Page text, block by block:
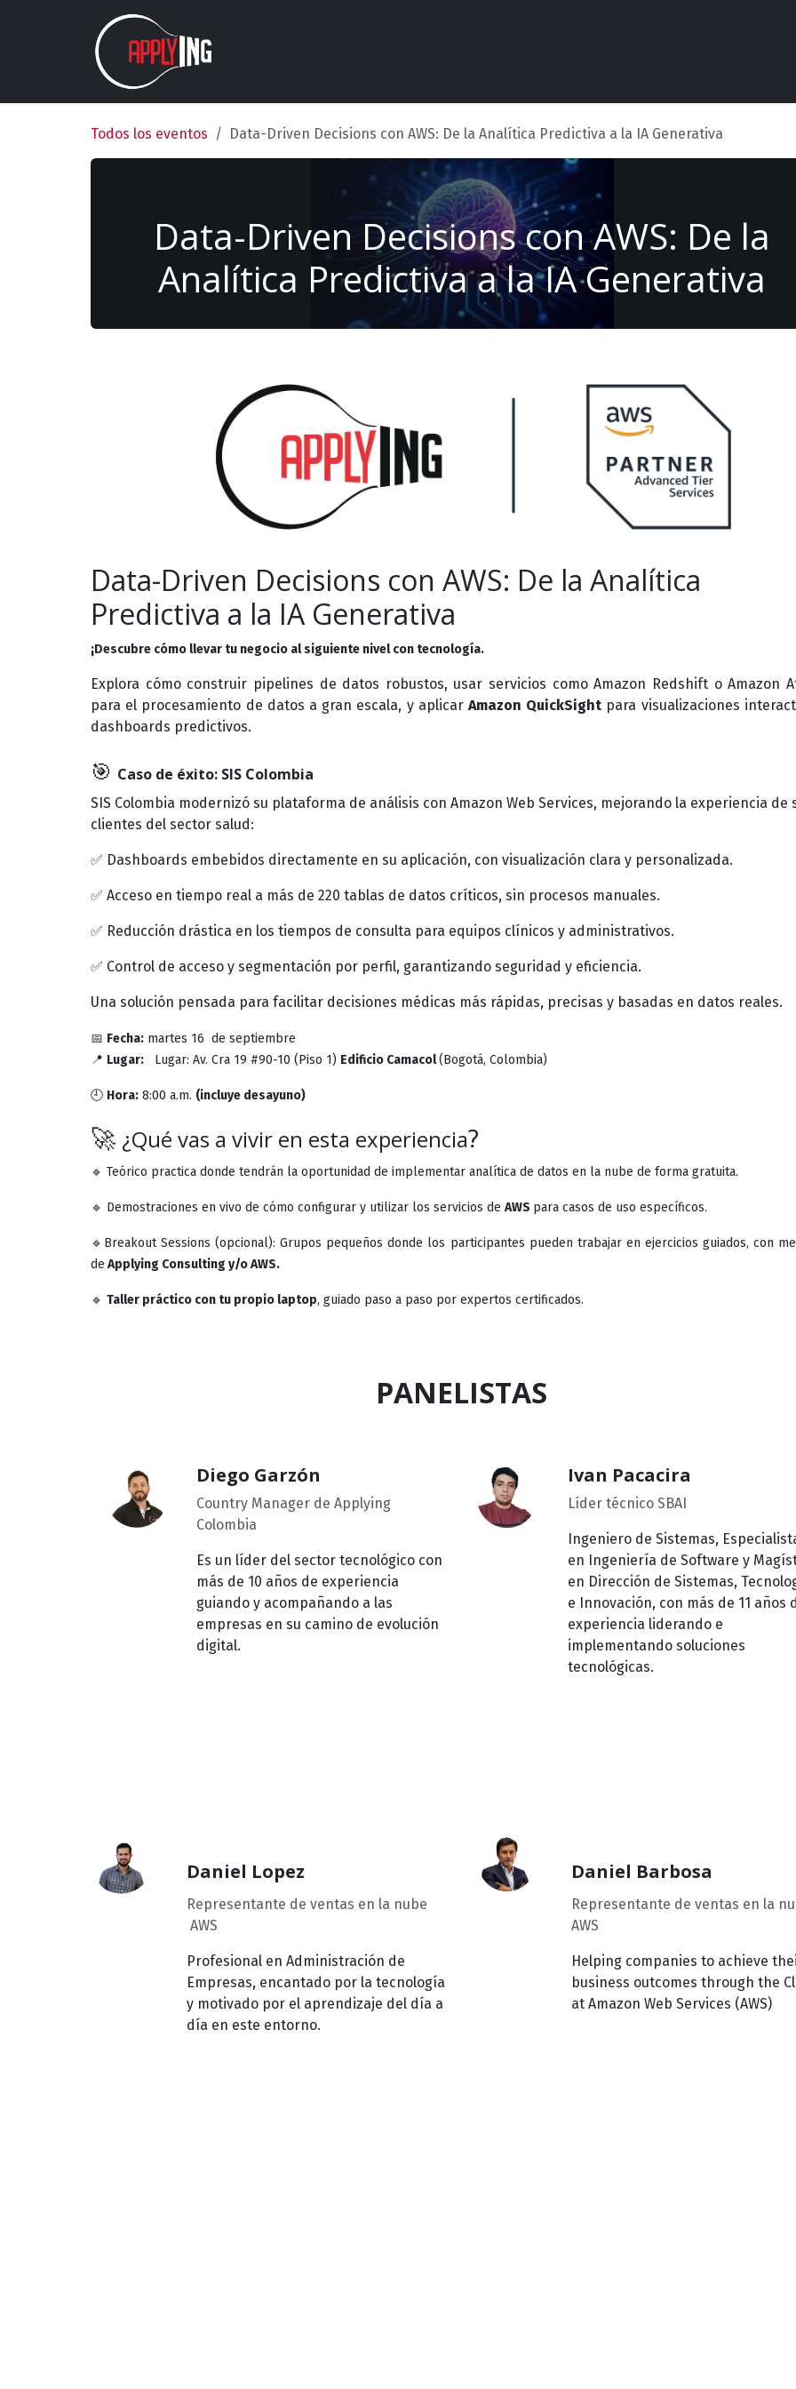
Todos los eventos Data-Driven Decisions con AWS: De la Analítica Predictiva a la IA Generativa
Data-Driven Decisions con AWS: De la
Analítica Predictiva a la IA Generativa
Data-Driven Decisions con AWS: De la Analítica
Predictiva a la IA Generativa
¡Descubre cómo llevar tu negocio al siguiente nivel con tecnología.
Explora cómo construir pipelines de datos robustos, usar servicios como Amazon Redshift o Amazon
para el procesamiento de datos a gran escala, y aplicar Amazon QuickSight para visualizaciones
dashboards predictivos.
🎯 Caso de éxito: SIS Colombia
SIS Colombia modernizó su plataforma de análisis con Amazon Web Services, mejorando la experiencia de
clientes del sector salud:
✅ Dashboards embebidos directamente en su aplicación, con visualización clara y personalizada.
✅ Acceso en tiempo real a más de 220 tablas de datos críticos, sin procesos manuales.
✅ Reducción drástica en los tiempos de consulta para equipos clínicos y administrativos.
✅ Control de acceso y segmentación por perfil, garantizando seguridad y eficiencia.
Una solución pensada para facilitar decisiones médicas más rápidas, precisas y basadas en datos reales.
📅 Fecha: martes 16 de septiembre
📍 Lugar: Lugar: Av. Cra 19 #90-10 (Piso 1) Edificio Camacol(Bogotá, Colombia)
🕘 Hora: 8:00 a.m. (incluye desayuno)
🚀 ¿Qué vas a vivir en esta experiencia?
🔹 Teórico practica donde tendrán la oportunidad de implementar analítica de datos en la nube de forma gratuita.
🔹 Demostraciones en vivo de cómo configurar y utilizar los servicios de AWS para casos de uso específicos.
🔹Breakout Sessions (opcional): Grupos pequeños donde los participantes pueden trabajar en ejercicios guiados, con
de Applying Consulting y/o AWS.
🔹 Taller práctico con tu propio laptop, guiado paso a paso por expertos certificados.
PANELISTAS
Diego Garzón
Country Manager de Applying
Colombia
Es un líder del sector tecnológico con
más de 10 años de experiencia
guiando y acompañando a las
empresas en su camino de evolución
digital.
Ivan Pacacira
Líder técnico SBAI
Ingeniero de Sistemas,
en Ingeniería de Software y
en Dirección de Sistemas,
e Innovación, con más de 11 años
experiencia liderando e
implementando soluciones
tecnológicas.
Daniel Lopez
Representante de ventas en la nube
AWS
Profesional en Administración de
Empresas, encantado por la tecnología
y motivado por el aprendizaje del día a
día en este entorno.
Daniel Barbosa
Representante de ventas en la
AWS
Helping companies to achieve
business outcomes through the
at Amazon Web Services (AWS)